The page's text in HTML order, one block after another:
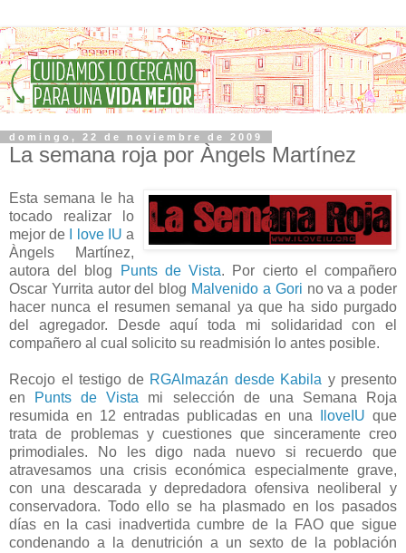
domingo, 22 de noviembre de 2009
La semana roja por Àngels Martínez
Esta semana le ha
tocado realizar lo
mejor de
I love IU a
Àngels Martínez,
autora del blog
Punts de Vista. Por cierto el compañero
Oscar Yurrita autor del blog Malvenido a Gori no va a poder
hacer nunca el resumen semanal ya que ha sido purgado
del agregador. Desde aquí toda mi solidaridad con el
compañero al cual solicito su readmisión lo antes posible.
Recojo el testigo de RGAlmazán desde Kabila y presento
en
Punts de Vista mi selección de una Semana Roja
resumida en 12 entradas publicadas en una
IloveIU que
trata de problemas y cuestiones que sinceramente creo
primodiales. No les digo nada nuevo si recuerdo que
atravesamos una crisis económica especialmente grave,
con una descarada y depredadora ofensiva neoliberal y
conservadora. Todo ello se ha plasmado en los pasados
días en la casi inadvertida cumbre de la FAO que sigue
condenando a la denutrición a un sexto de la población